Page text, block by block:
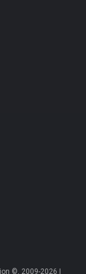
©, 2009-2026 |